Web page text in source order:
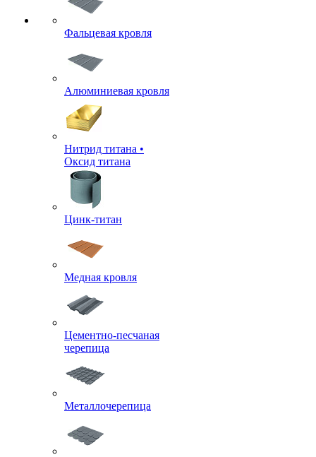
Фальцевая кровля
Алюминиевая кровля
Нитрид титана •
Оксид титана
Цинк-титан
Медная кровля
Цементно-песчаная
черепица
Металлочерепица